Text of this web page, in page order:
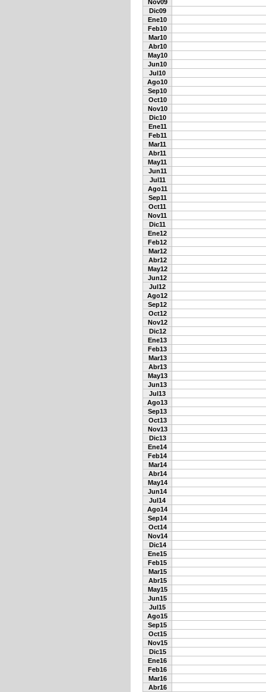
Nov09
Dic09
Ene10
Feb10
Mar10
Abr10
May10
Jun10
Jul10
Ago10
Sep10
Oct10
Nov10
Dic10
Ene11
Feb11
Mar11
Abr11
May11
Jun11
Jul11
Ago11
Sep11
Oct11
Nov11
Dic11
Ene12
Feb12
Mar12
Abr12
May12
Jun12
Jul12
Ago12
Sep12
Oct12
Nov12
Dic12
Ene13
Feb13
Mar13
Abr13
May13
Jun13
Jul13
Ago13
Sep13
Oct13
Nov13
Dic13
Ene14
Feb14
Mar14
Abr14
May14
Jun14
Jul14
Ago14
Sep14
Oct14
Nov14
Dic14
Ene15
Feb15
Mar15
Abr15
May15
Jun15
Jul15
Ago15
Sep15
Oct15
Nov15
Dic15
Ene16
Feb16
Mar16
Abr16